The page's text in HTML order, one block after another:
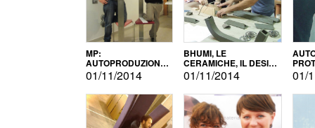
MP:
AUTOPRODUZIONE
E INNOVAZIONE
01/11/2014
BHUMI, LE
CERAMICHE, IL DESIGN
E L'AUTOPRODUZIONE
01/11/2014 01/